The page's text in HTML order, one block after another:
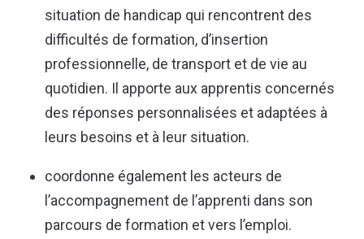
situation de handicap qui rencontrent des
difficultés de formation, d’insertion
professionnelle, de transport et de vie au
quotidien. Il apporte aux apprentis concernés
des réponses personnalisées et adaptées à
leurs besoins et à leur situation.
coordonne également les acteurs de
l’accompagnement de l’apprenti dans son
parcours de formation et vers l’emploi.